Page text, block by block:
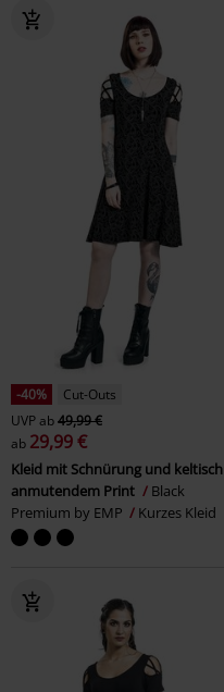
-40%
Cut-Outs
UVPab49,99 €
ab 29,99 €
Kleid mit Schnürung und keltisch
anmutendem Print
Black
Premium by EMP
Kurzes Kleid